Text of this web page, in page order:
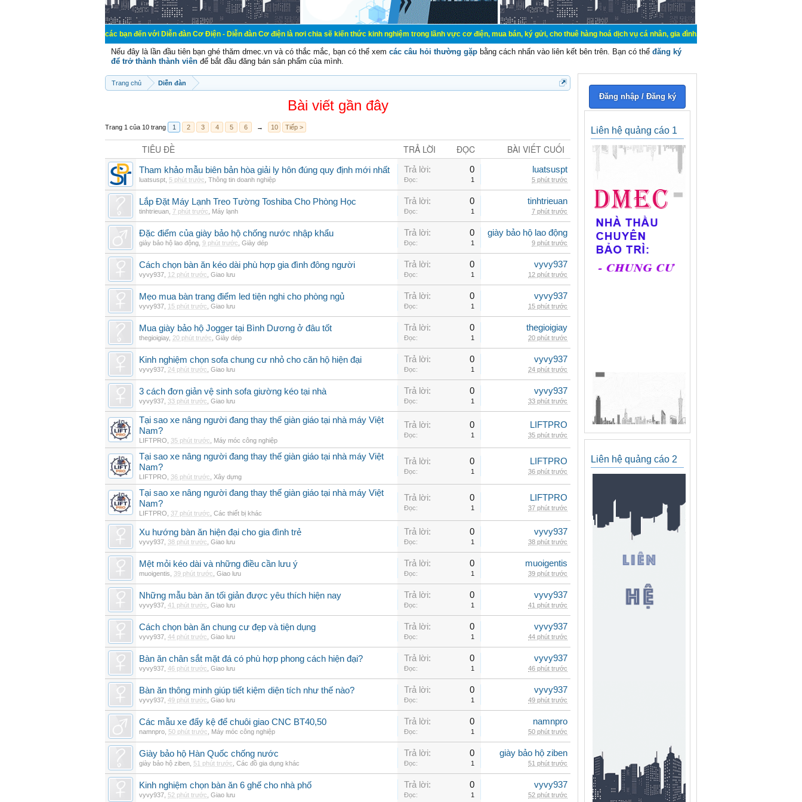
Chào mừng các bạn đến với Diễn đàn Cơ Điện - Diễn đàn Cơ điện là nơi chia sẽ kiến thức kinh nghiệm trong lãnh vực cơ điện, mua bán, ký gửi, cho thuê hàng hoá dịch vụ cá nhân, gia đình. Mua bán, ký gửi, cho thuê thiết bị hệ
Nếu đây là lần đầu tiên bạn ghé thăm dmec.vn và có thắc mắc, bạn có thể xem các câu hỏi thường gặp bằng cách nhấn vào liên kết bên trên. Bạn có thể đăng ký
để trở thành thành viên để bắt đầu đăng bán sản phẩm của mình.
Trang chủ Diễn đàn
Bài viết gần đây
Trang 1 của 10 trang 1 2 3 4 5 6 → 10 Tiếp >
TIÊU ĐỀ TRẢ LỜI ĐỌC BÀI VIẾT CUỐI
Tham khảo mẫu biên bản hòa giải ly hôn đúng quy định mới nhất
luatsuspt 5 phút trước Thông tin doanh nghiệp
Trả lời: 0
Đọc: 1
luatsuspt
5 phút trước
Lắp Đặt Máy Lạnh Treo Tường Toshiba Cho Phòng Học
tinhtrieuan 7 phút trước Máy lạnh
Trả lời: 0
Đọc: 1
tinhtrieuan
7 phút trước
Đặc điểm của giày bảo hộ chống nước nhập khẩu
giày bảo hộ lao động 9 phút trước Giày dép
Trả lời: 0
Đọc: 1
giày bảo hộ lao động
9 phút trước
Cách chọn bàn ăn kéo dài phù hợp gia đình đông người
vyvy937 12 phút trước Giao lưu
Trả lời: 0
Đọc: 1
vyvy937
12 phút trước
Mẹo mua bàn trang điểm led tiện nghi cho phòng ngủ
vyvy937 15 phút trước Giao lưu
Trả lời: 0
Đọc: 1
vyvy937
15 phút trước
Mua giày bảo hộ Jogger tại Bình Dương ở đâu tốt
thegioigiay, 20 phút trước Giày dép
Trả lời: 0
Đọc: 1
thegioigiay
20 phút trước
Kinh nghiệm chọn sofa chung cư nhỏ cho căn hộ hiện đại
vyvy937 24 phút trước Giao lưu
Trả lời: 0
Đọc: 1
vyvy937
24 phút trước
3 cách đơn giản vệ sinh sofa giường kéo tại nhà
vyvy937 33 phút trước Giao lưu
Trả lời: 0
Đọc: 1
vyvy937
33 phút trước
Tại sao xe nâng người đang thay thế giàn giáo tại nhà máy Việt
Nam?
LIFTPRO 35 phút trước Máy móc công nghiệp
Trả lời: 0
Đọc: 1
LIFTPRO
35 phút trước
Tại sao xe nâng người đang thay thế giàn giáo tại nhà máy Việt
Nam?
LIFTPRO 36 phút trước Xây dựng
Trả lời: 0
Đọc: 1
LIFTPRO
36 phút trước
Tại sao xe nâng người đang thay thế giàn giáo tại nhà máy Việt
Nam?
LIFTPRO 37 phút trước Các thiết bị khác
Trả lời: 0
Đọc: 1
LIFTPRO
37 phút trước
Xu hướng bàn ăn hiện đại cho gia đình trẻ
vyvy937 38 phút trước Giao lưu
Trả lời: 0
Đọc: 1
vyvy937
38 phút trước
Mệt mỏi kéo dài và những điều cần lưu ý
muoigentis 39 phút trước Giao lưu
Trả lời: 0
Đọc: 1
muoigentis
39 phút trước
Những mẫu bàn ăn tối giản được yêu thích hiện nay
vyvy937 41 phút trước Giao lưu
Trả lời: 0
Đọc: 1
vyvy937
41 phút trước
Cách chọn bàn ăn chung cư đẹp và tiện dụng
vyvy937 44 phút trước Giao lưu
Trả lời: 0
Đọc: 1
vyvy937
44 phút trước
Bàn ăn chân sắt mặt đá có phù hợp phong cách hiện đại?
vyvy937 46 phút trước Giao lưu
Trả lời: 0
Đọc: 1
vyvy937
46 phút trước
Bàn ăn thông minh giúp tiết kiệm diện tích như thế nào?
vyvy937 49 phút trước Giao lưu
Trả lời: 0
Đọc: 1
vyvy937
49 phút trước
Các mẫu xe đẩy kệ để chuôi giao CNC BT40,50
namnpro 50 phút trước Máy móc công nghiệp
Trả lời: 0
Đọc: 1
namnpro
50 phút trước
Giày bảo hộ Hàn Quốc chống nước
giày bảo hộ ziben 51 phút trước Các đồ gia dụng khác
Trả lời: 0
Đọc: 1
giày bảo hộ ziben
51 phút trước
Kinh nghiệm chọn bàn ăn 6 ghế cho nhà phố
vyvy937 52 phút trước Giao lưu
Trả lời: 0
Đọc: 1
vyvy937
52 phút trước
Đăng nhập / Đăng ký
Liên hệ quảng cáo 1
Liên hệ quảng cáo 2